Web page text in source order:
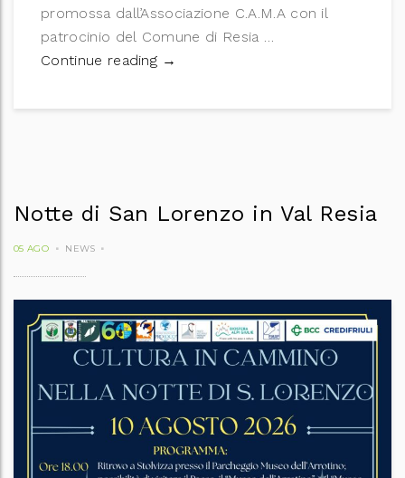
promossa dall’Associazione C.A.M.A con il
patrocinio del Comune di Resia …
Continue reading 29^ Festa dell’Arrotino
→
Notte di San Lorenzo in Val Resia
05 AGO NEWS